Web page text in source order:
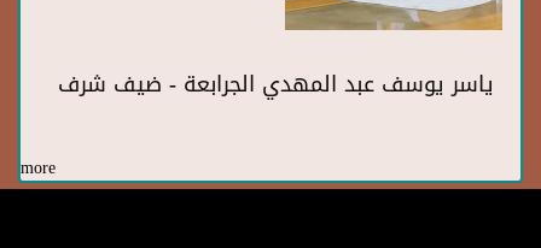
ياسر يوسف عبد المهدي الجرابعة - ضيف شرف
more